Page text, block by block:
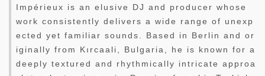
Impérieux is an elusive DJ and producer whose
work consistently delivers a wide range of unexp
ected yet familiar sounds. Based in Berlin and or
iginally from Kırcaali, Bulgaria, he is known for a
deeply textured and rhythmically intricate approa